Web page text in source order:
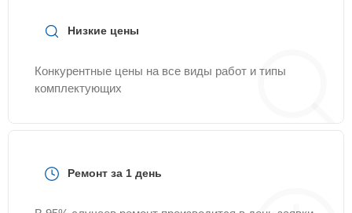
Низкие цены
Конкурентные цены на все виды работ и типы
комплектующих
Ремонт за 1 день